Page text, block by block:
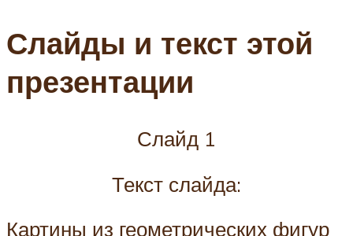
Слайды и текст этой
презентации
Слайд 1
Текст слайда:
Картины из геометрических фигур